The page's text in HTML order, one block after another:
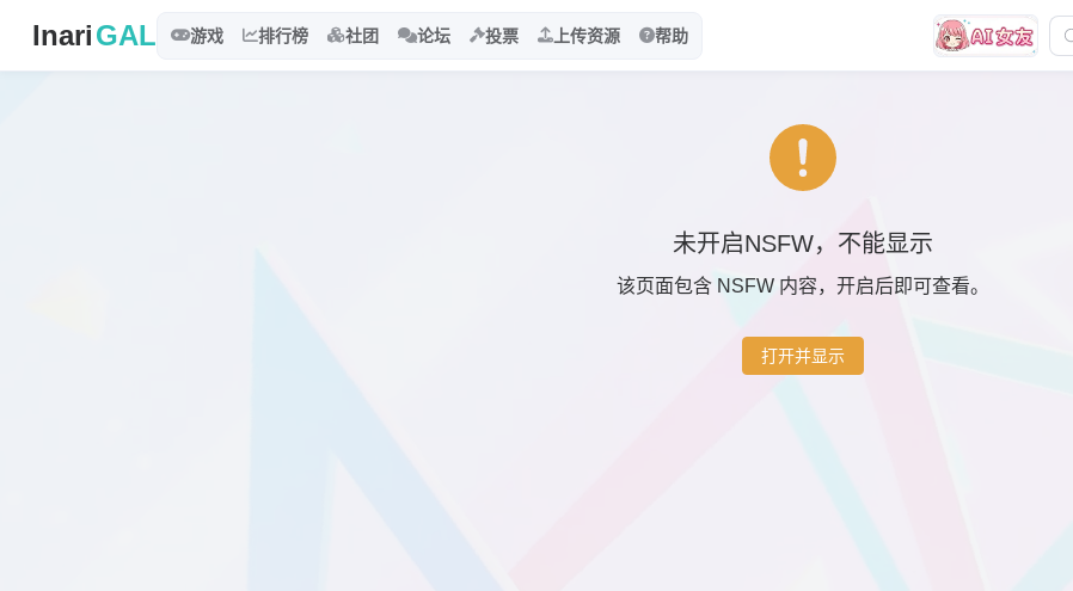
InariGAL 游戏 排行榜 社团 论坛 投票 上传资源 帮助
未开启NSFW，不能显示
该页面包含 NSFW 内容，开启后即可查看。
打开并显示